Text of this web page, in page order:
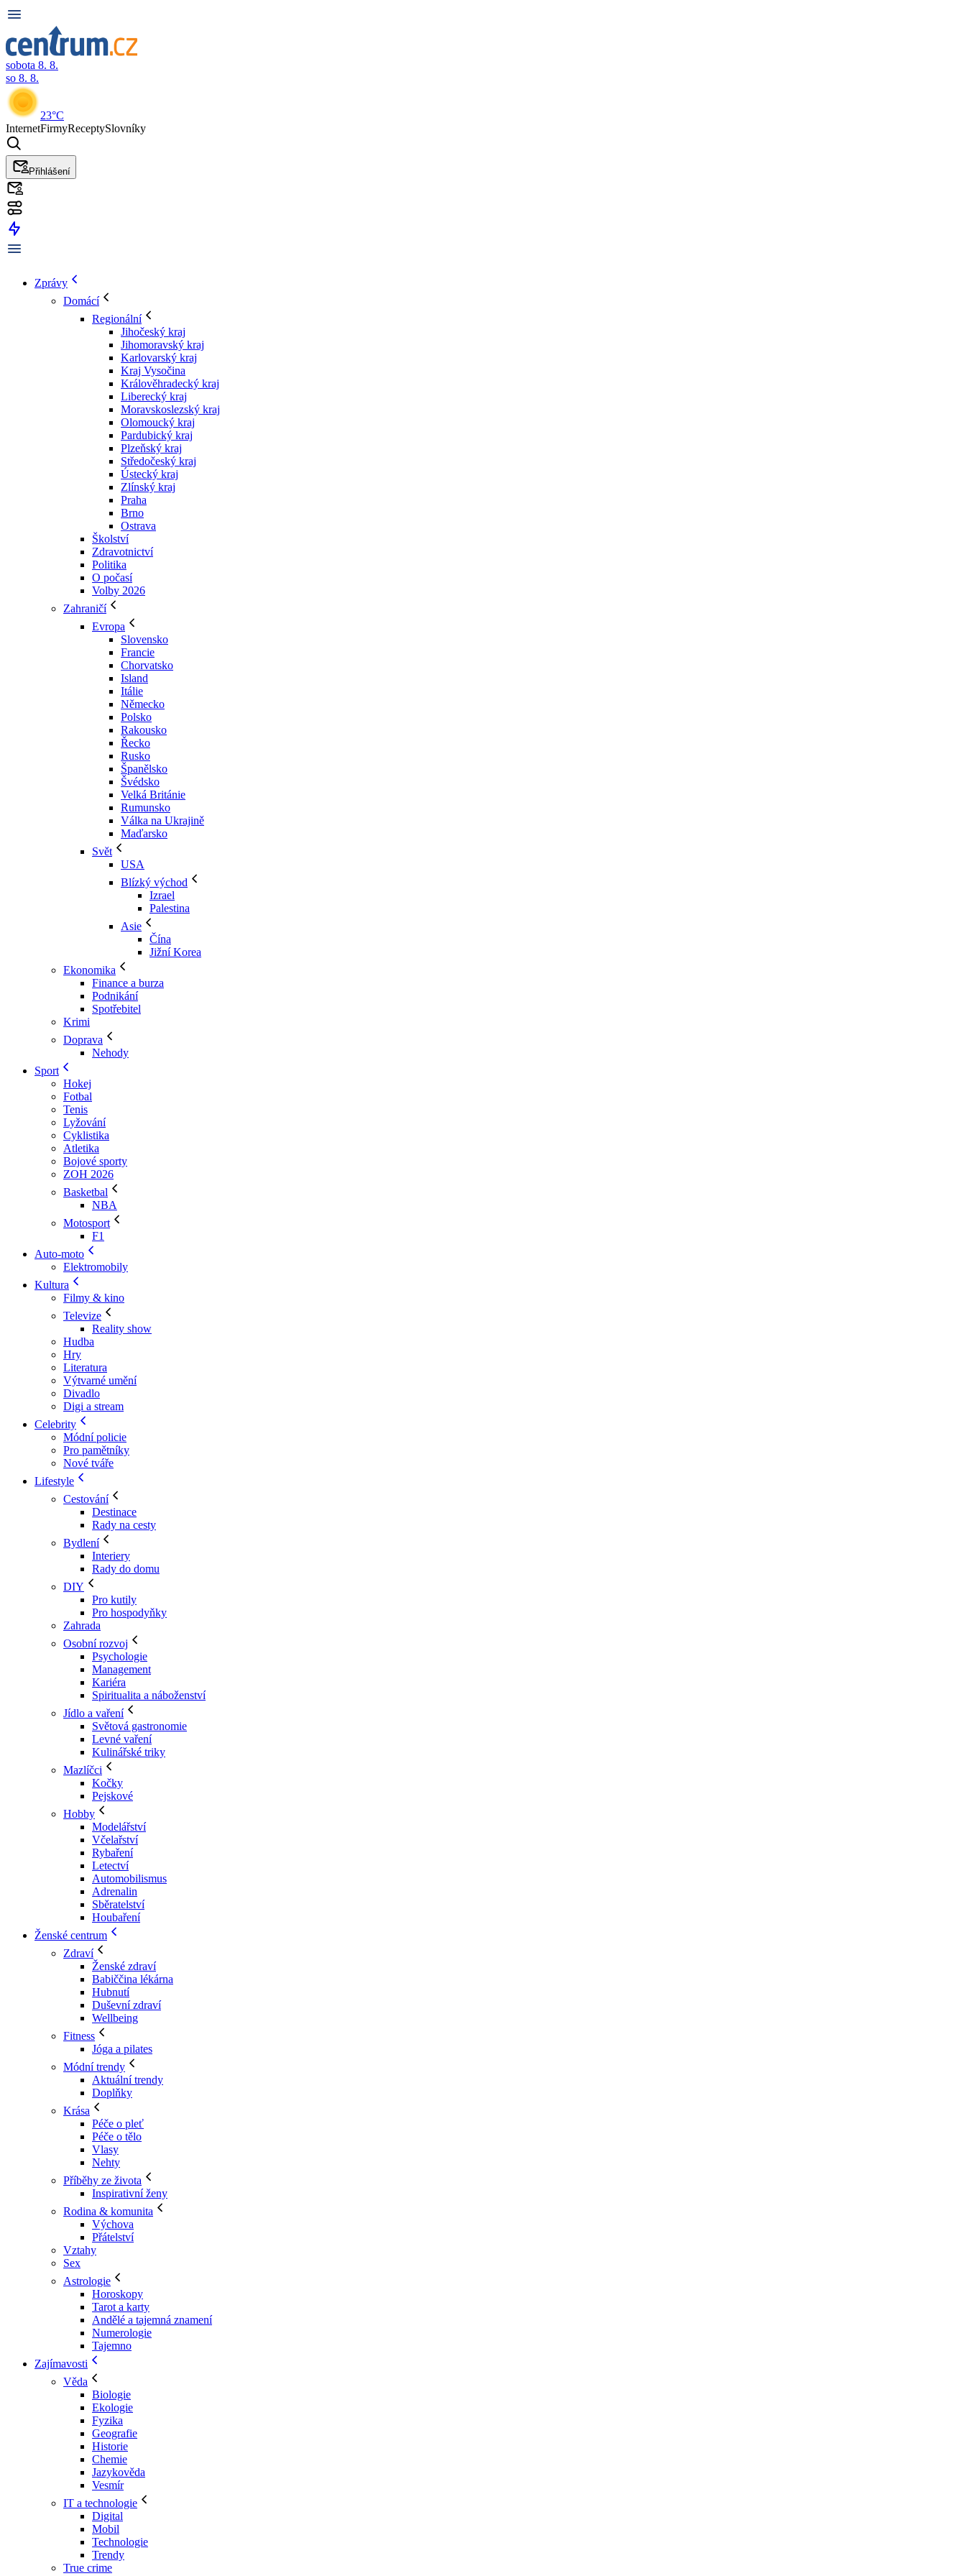
sobota 8. 8.
so 8. 8.
23°C
InternetFirmyReceptySlovníky
Přihlášení
Zprávy
Domácí
Regionální
Jihočeský kraj
Jihomoravský kraj
Karlovarský kraj
Kraj Vysočina
Králověhradecký kraj
Liberecký kraj
Moravskoslezský kraj
Olomoucký kraj
Pardubický kraj
Plzeňský kraj
Středočeský kraj
Ústecký kraj
Zlínský kraj
Praha
Brno
Ostrava
Školství
Zdravotnictví
Politika
O počasí
Volby 2026
Zahraničí
Evropa
Slovensko
Francie
Chorvatsko
Island
Itálie
Německo
Polsko
Rakousko
Řecko
Rusko
Španělsko
Švédsko
Velká Británie
Rumunsko
Válka na Ukrajině
Maďarsko
Svět
USA
Blízký východ
Izrael
Palestina
Asie
Čína
Jižní Korea
Ekonomika
Finance a burza
Podnikání
Spotřebitel
Krimi
Doprava
Nehody
Sport
Hokej
Fotbal
Tenis
Lyžování
Cyklistika
Atletika
Bojové sporty
ZOH 2026
Basketbal
NBA
Motosport
F1
Auto-moto
Elektromobily
Kultura
Filmy & kino
Televize
Reality show
Hudba
Hry
Literatura
Výtvarné umění
Divadlo
Digi a stream
Celebrity
Módní policie
Pro pamětníky
Nové tváře
Lifestyle
Cestování
Destinace
Rady na cesty
Bydlení
Interiery
Rady do domu
DIY
Pro kutily
Pro hospodyňky
Zahrada
Osobní rozvoj
Psychologie
Management
Kariéra
Spiritualita a náboženství
Jídlo a vaření
Světová gastronomie
Levné vaření
Kulinářské triky
Mazlíčci
Kočky
Pejskové
Hobby
Modelářství
Včelařství
Rybaření
Letectví
Automobilismus
Adrenalin
Sběratelství
Houbaření
Ženské centrum
Zdraví
Ženské zdraví
Babiččina lékárna
Hubnutí
Duševní zdraví
Wellbeing
Fitness
Jóga a pilates
Módní trendy
Aktuální trendy
Doplňky
Krása
Péče o pleť
Péče o tělo
Vlasy
Nehty
Příběhy ze života
Inspirativní ženy
Rodina & komunita
Výchova
Přátelství
Vztahy
Sex
Astrologie
Horoskopy
Tarot a karty
Andělé a tajemná znamení
Numerologie
Tajemno
Zajímavosti
Věda
Biologie
Ekologie
Fyzika
Geografie
Historie
Chemie
Jazykověda
Vesmír
IT a technologie
Digital
Mobil
Technologie
Trendy
True crime